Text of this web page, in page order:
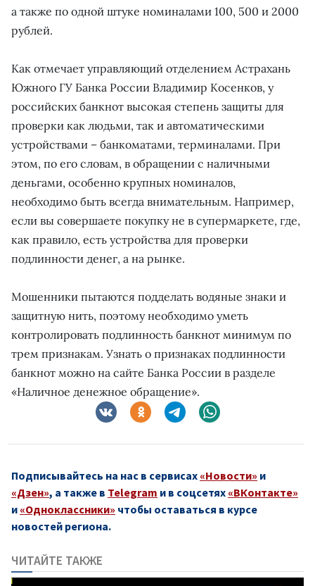
а также по одной штуке номиналами 100, 500 и 2000
рублей.
Как отмечает управляющий отделением Астрахань
Южного ГУ Банка России Владимир Косенков, у
российских банкнот высокая степень защиты для
проверки как людьми, так и автоматическими
устройствами – банкоматами, терминалами. При
этом, по его словам, в обращении с наличными
деньгами, особенно крупных номиналов,
необходимо быть всегда внимательным. Например,
если вы совершаете покупку не в супермаркете, где,
как правило, есть устройства для проверки
подлинности денег, а на рынке.
Мошенники пытаются подделать водяные знаки и
защитную нить, поэтому необходимо уметь
контролировать подлинность банкнот минимум по
трем признакам. Узнать о признаках подлинности
банкнот можно на сайте Банка России в разделе
«Наличное денежное обращение».
Подписывайтесь на нас в сервисах «Новости» и
«Дзен», а также в Telegram и в соцсетях «ВКонтакте»
и «Одноклассники» чтобы оставаться в курсе
новостей региона.
ЧИТАЙТЕ ТАКЖЕ